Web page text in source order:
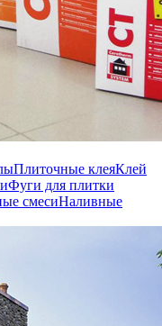
Плиточные клеяКлей
Фуги для плитки
смесиНаливные